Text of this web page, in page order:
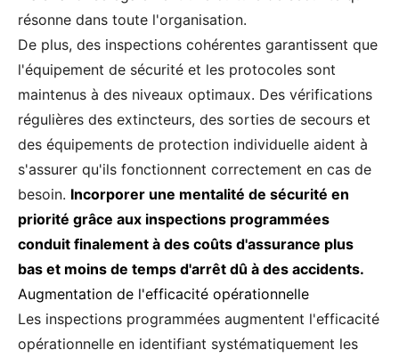
résonne dans toute l'organisation.
De plus, des inspections cohérentes garantissent que
l'équipement de sécurité et les protocoles sont
maintenus à des niveaux optimaux. Des vérifications
régulières des extincteurs, des sorties de secours et
des équipements de protection individuelle aident à
s'assurer qu'ils fonctionnent correctement en cas de
besoin. Incorporer une mentalité de sécurité en
priorité grâce aux inspections programmées
conduit finalement à des coûts d'assurance plus
bas et moins de temps d'arrêt dû à des accidents.
Augmentation de l'efficacité opérationnelle
Les inspections programmées augmentent l'efficacité
opérationnelle en identifiant systématiquement les